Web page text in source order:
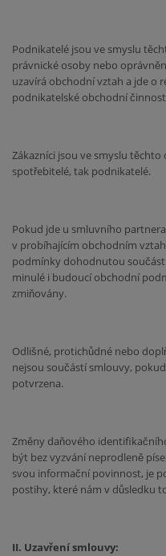
Podnikatelé jsou ve smyslu
právnické osoby nebo
uzavírá obchodní vztah a jde o
podnikatelské obchodní
Zákazníci jsou ve smyslu
spotřebitelé, tak podnikatelé.
Pokud jde u smluvního
v probíhajícím obchodním
podmínky dohodnutou
minulé i budoucí obchodní
zmiňovány.
Odlišné, protichůdné nebo
nejsou součástí smlouvy,
potvrzena.
Změny daňového
být bez vyzvání neprodleně
svou informační povinnost, je
postihy, které nám v důsledku
II. Uzavření smlouvy: